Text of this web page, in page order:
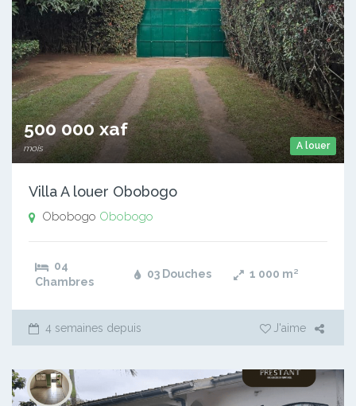
A louer
500 000 xaf
mois
Villa A louer Obobogo
Obobogo Obobogo
04
Chambres
03 Douches 1 000 m²
4 semaines depuis J'aime